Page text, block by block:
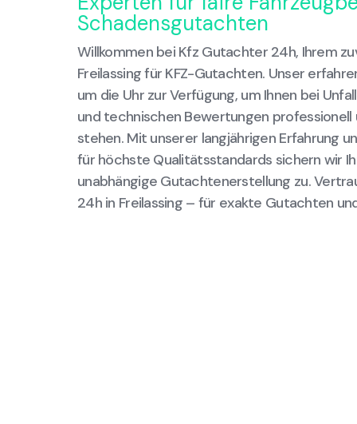
Schadensgutachten
Willkommen bei Kfz Gutachter 24h, Ihrem
Freilassing für KFZ-Gutachten. Unser
um die Uhr zur Verfügung, um Ihnen bei
und technischen Bewertungen professionell
stehen. Mit unserer langjährigen Erfahrung
für höchste Qualitätsstandards sichern wir
unabhängige Gutachtenerstellung zu.
24h in Freilassing – für exakte Gutachten